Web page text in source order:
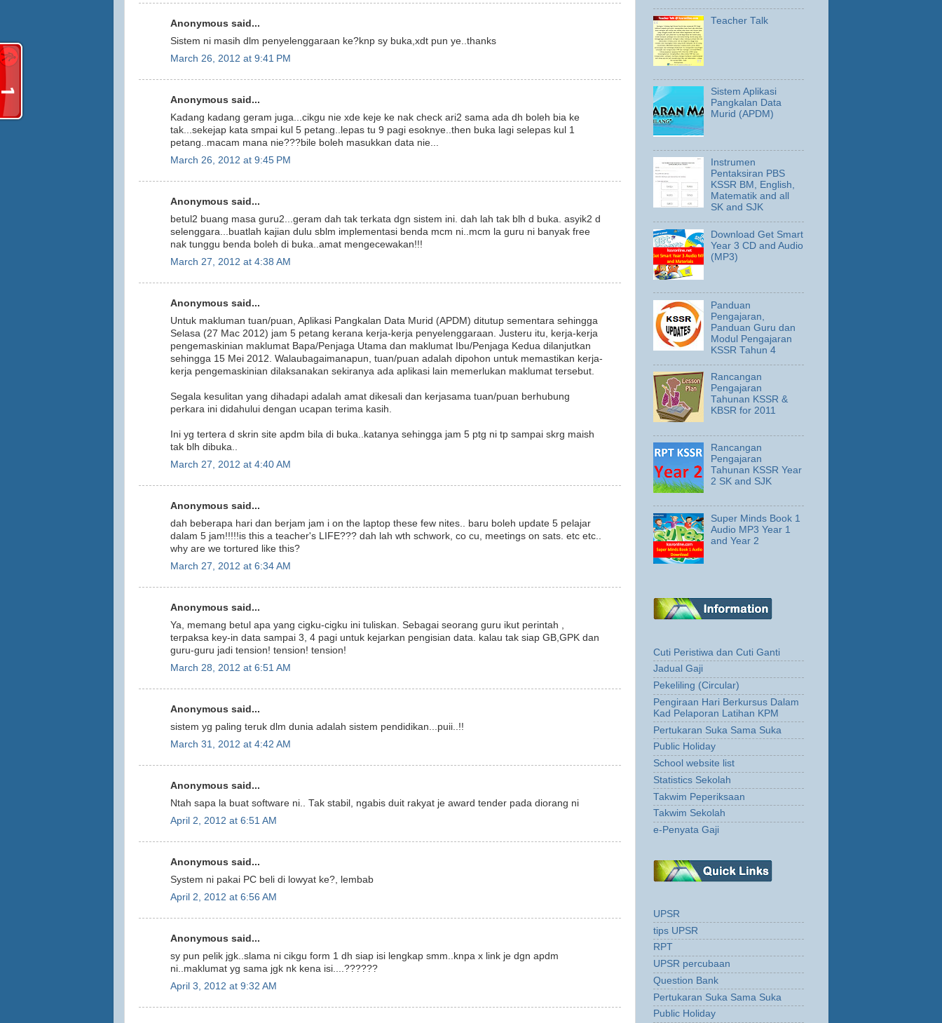
Anonymous said...
Sistem ni masih dlm penyelenggaraan ke?knp sy buka,xdt pun ye..thanks
March 26, 2012 at 9:41 PM
Anonymous said...
Kadang kadang geram juga...cikgu nie xde keje ke nak check ari2 sama ada dh boleh bia ke
tak...sekejap kata smpai kul 5 petang..lepas tu 9 pagi esoknye..then buka lagi selepas kul 1
petang..macam mana nie???bile boleh masukkan data nie...
March 26, 2012 at 9:45 PM
Anonymous said...
betul2 buang masa guru2...geram dah tak terkata dgn sistem ini. dah lah tak blh d buka. asyik2 d
selenggara...buatlah kajian dulu sblm implementasi benda mcm ni..mcm la guru ni banyak free
nak tunggu benda boleh di buka..amat mengecewakan!!!
March 27, 2012 at 4:38 AM
Anonymous said...
Untuk makluman tuan/puan, Aplikasi Pangkalan Data Murid (APDM) ditutup sementara sehingga
Selasa (27 Mac 2012) jam 5 petang kerana kerja-kerja penyelenggaraan. Justeru itu, kerja-kerja
pengemaskinian maklumat Bapa/Penjaga Utama dan maklumat Ibu/Penjaga Kedua dilanjutkan
sehingga 15 Mei 2012. Walaubagaimanapun, tuan/puan adalah dipohon untuk memastikan kerja-
kerja pengemaskinian dilaksanakan sekiranya ada aplikasi lain memerlukan maklumat tersebut.
Segala kesulitan yang dihadapi adalah amat dikesali dan kerjasama tuan/puan berhubung
perkara ini didahului dengan ucapan terima kasih.
Ini yg tertera d skrin site apdm bila di buka..katanya sehingga jam 5 ptg ni tp sampai skrg maish
tak blh dibuka..
March 27, 2012 at 4:40 AM
Anonymous said...
dah beberapa hari dan berjam jam i on the laptop these few nites.. baru boleh update 5 pelajar
dalam 5 jam!!!!!is this a teacher's LIFE??? dah lah wth schwork, co cu, meetings on sats. etc etc..
why are we tortured like this?
March 27, 2012 at 6:34 AM
Anonymous said...
Ya, memang betul apa yang cigku-cigku ini tuliskan. Sebagai seorang guru ikut perintah ,
terpaksa key-in data sampai 3, 4 pagi untuk kejarkan pengisian data. kalau tak siap GB,GPK dan
guru-guru jadi tension! tension! tension!
March 28, 2012 at 6:51 AM
Anonymous said...
sistem yg paling teruk dlm dunia adalah sistem pendidikan...puii..!!
March 31, 2012 at 4:42 AM
Anonymous said...
Ntah sapa la buat software ni.. Tak stabil, ngabis duit rakyat je award tender pada diorang ni
April 2, 2012 at 6:51 AM
Anonymous said...
System ni pakai PC beli di lowyat ke?, lembab
April 2, 2012 at 6:56 AM
Anonymous said...
sy pun pelik jgk..slama ni cikgu form 1 dh siap isi lengkap smm..knpa x link je dgn apdm
ni..maklumat yg sama jgk nk kena isi....??????
April 3, 2012 at 9:32 AM
Teacher Talk
Sistem Aplikasi
Pangkalan Data
Murid (APDM)
Instrumen
Pentaksiran PBS
KSSR BM, English,
Matematik and all
SK and SJK
Download Get Smart
Year 3 CD and Audio
(MP3)
Panduan
Pengajaran,
Panduan Guru dan
Modul Pengajaran
KSSR Tahun 4
Rancangan
Pengajaran
Tahunan KSSR &
KBSR for 2011
Rancangan
Pengajaran
Tahunan KSSR Year
2 SK and SJK
Super Minds Book 1
Audio MP3 Year 1
and Year 2
Cuti Peristiwa dan Cuti Ganti
Jadual Gaji
Pekeliling (Circular)
Pengiraan Hari Berkursus Dalam
Kad Pelaporan Latihan KPM
Pertukaran Suka Sama Suka
Public Holiday
School website list
Statistics Sekolah
Takwim Peperiksaan
Takwim Sekolah
e-Penyata Gaji
UPSR
tips UPSR
RPT
UPSR percubaan
Question Bank
Pertukaran Suka Sama Suka
Public Holiday